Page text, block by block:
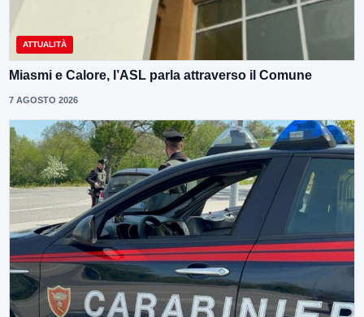
ATTUALITÀ
Miasmi e Calore, l’ASL parla attraverso il Comune
7 AGOSTO 2026